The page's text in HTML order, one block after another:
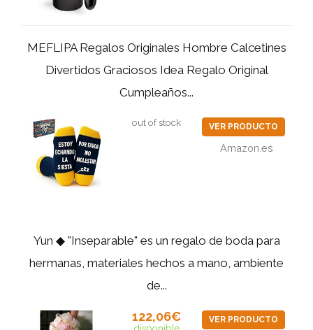
MEFLIPA Regalos Originales Hombre Calcetines
Divertidos Graciosos Idea Regalo Original
Cumpleaños...
out of stock VER PRODUCTO
Amazon.es
Yun ◆ "Inseparable" es un regalo de boda para
hermanas, materiales hechos a mano, ambiente
de...
122,06€ VER PRODUCTO